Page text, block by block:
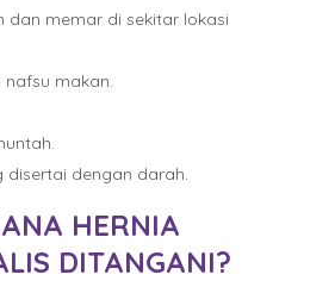
dan memar di sekitar lokasi
nafsu makan.
disertai dengan darah.
HERNIA
DITANGANI?